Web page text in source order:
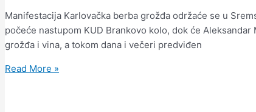
Manifestacija Karlovačka berba grožđa održaće se u
počeće nastupom KUD Brankovo kolo, dok će
grožđa i vina, a tokom dana i večeri predviđen
Read More »